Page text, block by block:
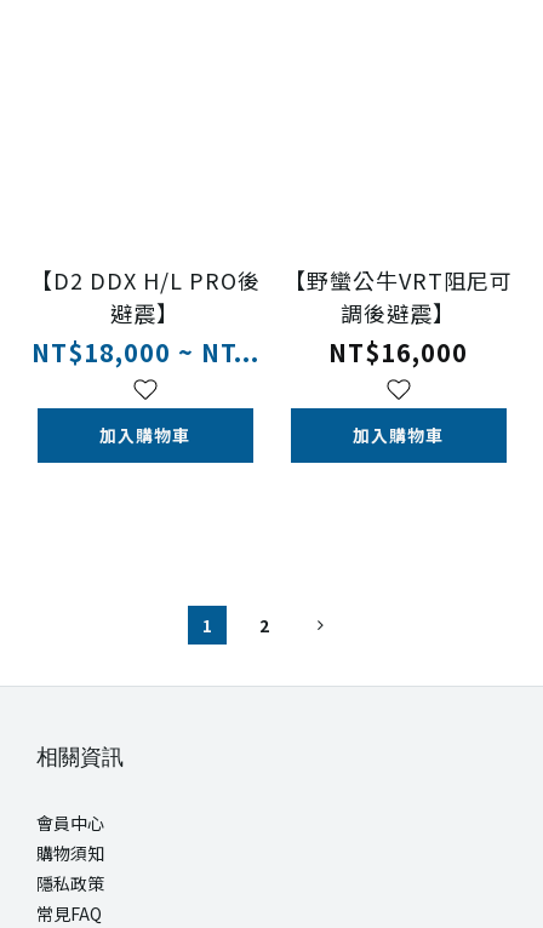
【D2 DDX H/L PRO後
避震】
NT$18,000 ~ NT...
加入購物車
【野蠻公牛VRT阻尼可
調後避震】
NT$16,000
加入購物車
1 2
相關資訊
會員中心
購物須知
隱私政策
常見FAQ